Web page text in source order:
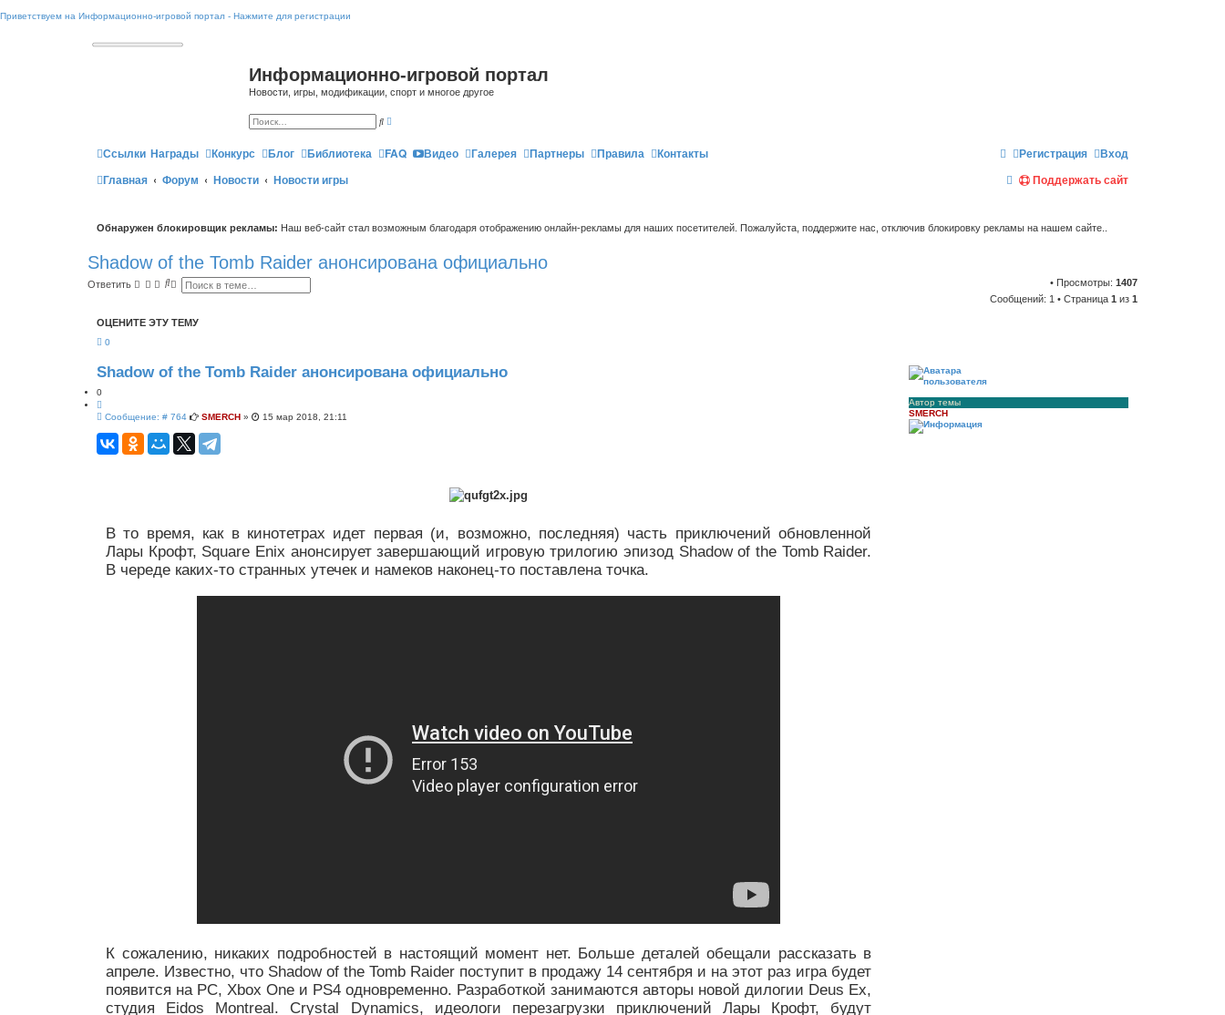
Приветствуем на Информационно-игровой портал - Нажмите для регистрации
Информационно-игровой портал
Новости, игры, модификации, спорт и многое другое
П
с
к
ш
и
п
с
к
Ссылки Награды Конкурс Блог Библиотека FAQ Видео Галерея Партнеры Правила Контакты Вход
Регистрация
Главная
Форум Новости Новости игры Поддержать сайт
П
Обнаружен блокировщик рекламы: Наш веб-сайт стал возможным благодаря отображению онлайн-рекламы для наших посетителей. Пожалуйста, поддержите нас, отключив блокировку рекламы на нашем сайте..
Shadow of the Tomb Raider анонсирована официально
Ответить • Просмотры: 1407
П
к
Р
и
н
ы
о
и
с
к
Сообщений: 1 • Страница 1 из 1
ОЦЕНИТЕ ЭТУ ТЕМУ
0
Автор темы
SMERCH
Shadow of the Tomb Raider анонсирована официально
0
и
а
т
Сообщение: # 764 С
о
б
SMERCH » 15 мар 2018, 21:11
В то время, как в кинотетрах идет первая (и, возможно, последняя) часть приключений обновленной
Лары Крофт, Square Enix анонсирует завершающий игровую трилогию эпизод Shadow of the Tomb Raider.
В череде каких-то странных утечек и намеков наконец-то поставлена точка.
К сожалению, никаких подробностей в настоящий момент нет. Больше деталей обещали рассказать в
апреле. Известно, что Shadow of the Tomb Raider поступит в продажу 14 сентября и на этот раз игра будет
появится на PC, Xbox One и PS4 одновременно. Разработкой занимаются авторы новой дилогии Deus Ex,
студия Eidos Montreal. Crystal Dynamics, идеологи перезагрузки приключений Лары Крофт, будут